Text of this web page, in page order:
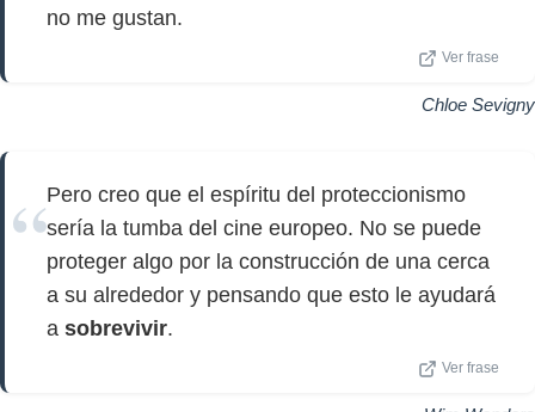
no me gustan.
Ver frase
Chloe Sevigny
Pero creo que el espíritu del proteccionismo
sería la tumba del cine europeo. No se puede
proteger algo por la construcción de una cerca
a su alrededor y pensando que esto le ayudará
a sobrevivir.
Ver frase